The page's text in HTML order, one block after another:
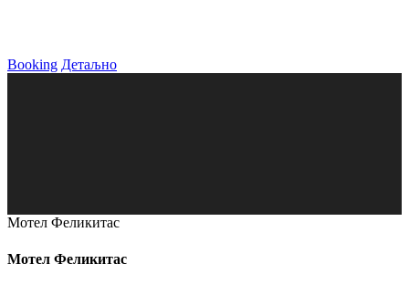
Booking Детаљно
Мотел Феликитас
Мотел Феликитас